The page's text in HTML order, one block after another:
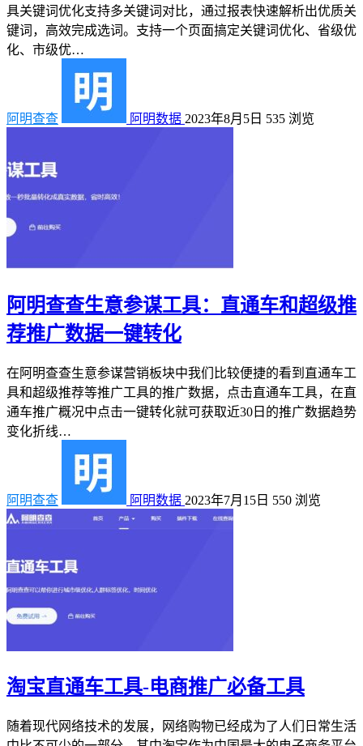
具关键词优化支持多关键词对比，通过报表快速解析出优质关
键词，高效完成选词。支持一个页面搞定关键词优化、省级优
化、市级优…
阿明查查 阿明数据 2023年8月5日 535 浏览
阿明查查生意参谋工具：直通车和超级推
荐推广数据一键转化
在阿明查查生意参谋营销板块中我们比较便捷的看到直通车工
具和超级推荐等推广工具的推广数据，点击直通车工具，在直
通车推广概况中点击一键转化就可获取近30日的推广数据趋势
变化折线…
阿明查查 阿明数据 2023年7月15日 550 浏览
淘宝直通车工具-电商推广必备工具
随着现代网络技术的发展，网络购物已经成为了人们日常生活